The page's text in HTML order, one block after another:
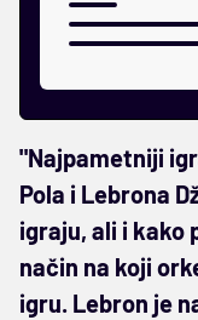
"Najpametniji
Pola i Lebrona
igraju, ali i kako
način na koji
igru. Lebron je